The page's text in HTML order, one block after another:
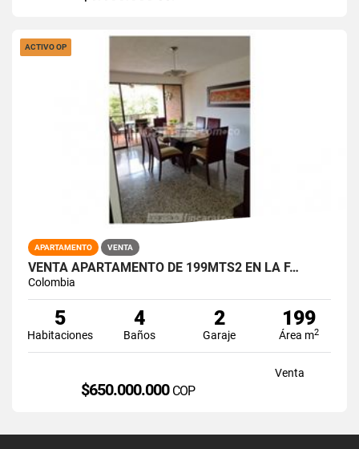
ACTIVO OP
APARTAMENTO VENTA
VENTA APARTAMENTO DE 199MTS2 EN LA F…
Colombia
5
Habitaciones
4
Baños
2
Garaje
199
Área m2
Venta
$650.000.000 COP